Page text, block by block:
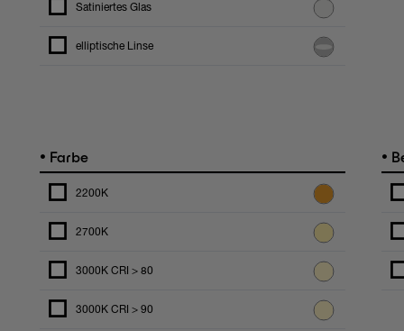
Satiniertes Glas
elliptische Linse
• Farbe
2200K
2700K
3000K CRI > 80
3000K CRI > 90
•